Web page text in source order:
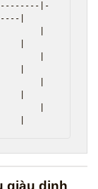
|-
|
|
|
|
|
|
|
|
giàu dinh